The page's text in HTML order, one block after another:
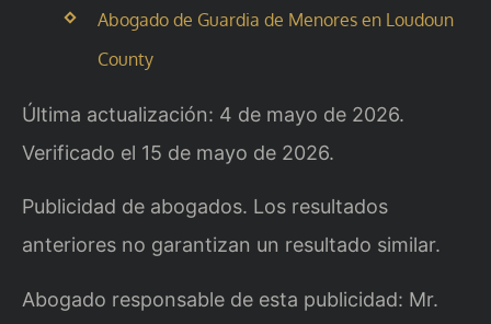
Abogado de Guardia de Menores en Loudoun
County
Última actualización: 4 de mayo de 2026.
Verificado el 15 de mayo de 2026.
Publicidad de abogados. Los resultados
anteriores no garantizan un resultado similar.
Abogado responsable de esta publicidad: Mr.